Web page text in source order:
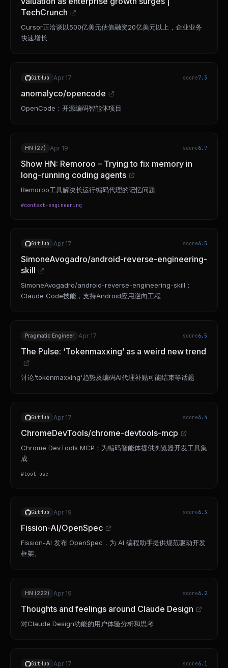
TechCrunch
Cursor正洽谈以500亿美元估值融资20亿美元以上，企业业务
快速增长
GitHub Apr 17 score7.3
anomalyco/opencode
OpenCode：开源编码智能体项目
HN (27) Apr 19 score6.7
Show HN: Remoroo – Trying to fix memory in
long-running coding agents
Remoroo工具解决长运行编码代理的记忆问题
#context-engineering
GitHub Apr 17 score6.5
SimoneAvogadro/android-reverse-engineering-
skill
SimoneAvogadro/android-reverse-engineering-skill：
Claude Code技能，支持Android应用逆向工程
Pragmatic Engineer Apr 17 score6.5
The Pulse: ‘Tokenmaxxing’ as a weird new trend
讨论'tokenmaxxing'趋势及编码AI代理补贴可能结束等话题
GitHub Apr 17 score6.4
ChromeDevTools/chrome-devtools-mcp
Chrome DevTools MCP：为编码智能体提供浏览器开发工具集
成
#tool-use
GitHub Apr 19 score6.3
Fission-AI/OpenSpec
Fission-AI 发布 OpenSpec，为 AI 编程助手提供规范驱动开发
框架。
HN (222) Apr 19 score6.2
Thoughts and feelings around Claude Design
对Claude Design功能的用户体验分析和思考
GitHub Apr 17 score6.1